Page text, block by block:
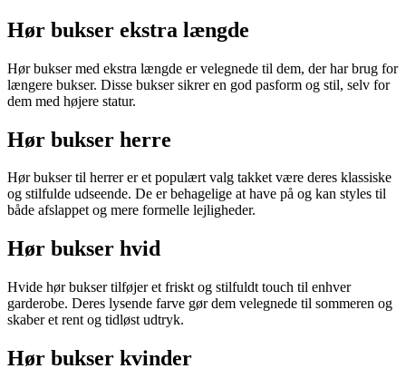
Hør bukser ekstra længde
Hør bukser med ekstra længde er velegnede til dem, der har brug for
længere bukser. Disse bukser sikrer en god pasform og stil, selv for
dem med højere statur.
Hør bukser herre
Hør bukser til herrer er et populært valg takket være deres klassiske
og stilfulde udseende. De er behagelige at have på og kan styles til
både afslappet og mere formelle lejligheder.
Hør bukser hvid
Hvide hør bukser tilføjer et friskt og stilfuldt touch til enhver
garderobe. Deres lysende farve gør dem velegnede til sommeren og
skaber et rent og tidløst udtryk.
Hør bukser kvinder